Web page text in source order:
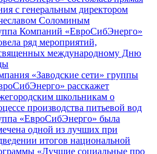
с генеральным директором
Соломиным
Компаний «ЕвроСибЭнерго»
ряд мероприятий,
международному Дню
«Заводские сети» группы
расскажет
школьникам о
производства питьевой вод
«ЕвроСибЭнерго» была
одной из лучших при
итогов национальной
«Лучшие социальные про